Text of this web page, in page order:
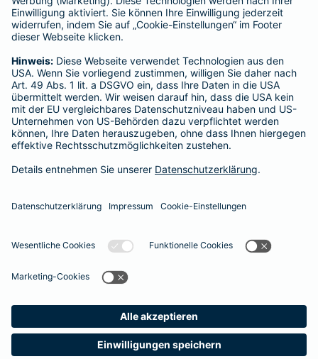
Martina Janßen
Reinshagener Str. 101
Tel.:0202 4383466
Mobil:0173 4544145
Vermittler nach Namen, Stadt oder PLZ suchen
Startseite Remscheid
Datenschutz Impressum/Rechtshinweise
Barrierefreiheit
Datenschutz-Einstellungen
Einfach. Menschlich.